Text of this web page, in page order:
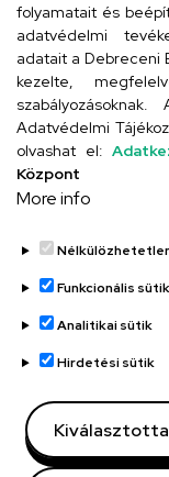
UD
Adatvédelem
Régi oldal
Technikai információk
folyamatait és
adatvédelmi
adatait a Debreceni
kezelte,
Adatvédelmi
olvashat el:
Központ
More info
Funkcionális sütik
Analitikai sütik
Hirdetési sütik